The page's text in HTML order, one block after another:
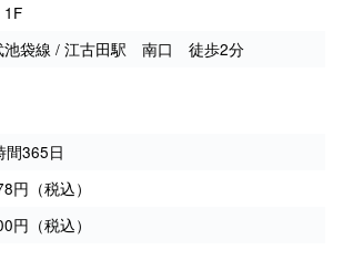
池袋線 / 江古田駅 南口 徒歩2分
間365日
円（税込）
円（税込）